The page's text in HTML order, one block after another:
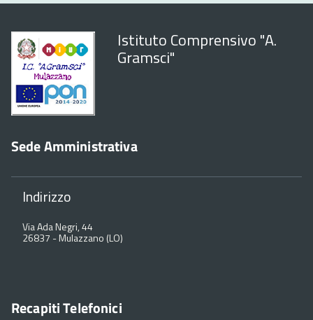
Istituto Comprensivo "A.
Gramsci"
Sede Amministrativa
Indirizzo
Via Ada Negri, 44
26837 -Mulazzano (LO)
Recapiti Telefonici